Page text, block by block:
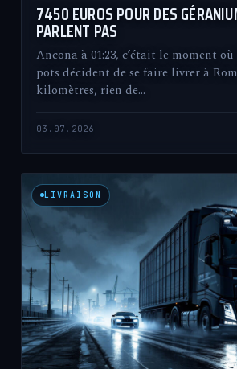
7450 EUROS POUR DES
PARLENT PAS
Ancona à 01:23, c’était le moment
pots décident de se faire livrer à
kilomètres, rien de…
03.07.2026
LIVRAISON